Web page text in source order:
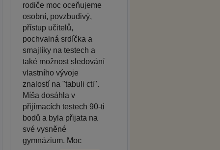
rodiče moc oceňujeme
osobní, povzbudivý,
přístup učitelů,
pochvalná srdíčka a
smajlíky na testech a
také možnost sledování
vlastního vývoje
znalostí na "tabuli cti".
Míša dosáhla v
přijímacích testech 90-ti
bodů a byla přijata na
své vysněné
gymnázium. Moc